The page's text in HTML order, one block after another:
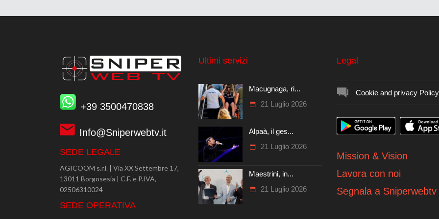
+39 3500470838
Info@Sniperwebtv.it
SEDE LEGALE
AGICOOM s.r.l. | Via XX Settembre 17,
13011 Borgosesia | C.F. e P.IVA,
02506310024
SEDE OPERATIVA
Ultimi servizi
Macugnaga, ri...
21 Luglio 2026
Alpaà, il ges...
21 Luglio 2026
Maestrini, in...
21 Luglio 2026
Legal
Cookie and privacy Policy
Mission & Vision
Lavora con noi
Segnala a Sniperwebtv